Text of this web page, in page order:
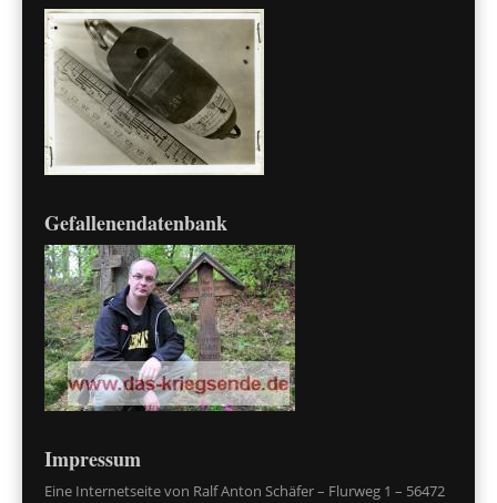
Gefallenendatenbank
Impressum
Eine Internetseite von Ralf Anton Schäfer – Flurweg 1 – 56472